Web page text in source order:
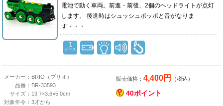
電池で動く車両。前進・前後、2個のヘッドライトが点灯
します。 後進時はシュッシュポッポと音がなりま
す・・・
1
ピース
メーカー： BRIO（ブリオ）
品番： BR-33593
サイズ： 13.7×3.6×5.0cm
対象年令：3才から
販売価格：4,400円 （税込）
40ポイント